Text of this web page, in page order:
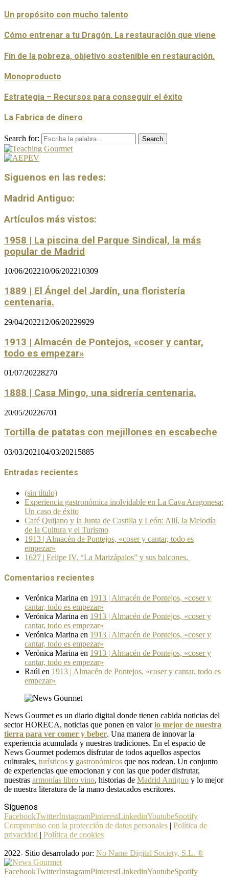
Un propósito con mucho talento
Cómo entrenar a tu Dragón. La restauración que viene
Fin de la pobreza, objetivo sostenible en restauración.
Monoproducto
Estrategia – Recursos para conseguir el éxito
La Fabrica de dinero
Search for: Search
Siguenos en las redes:
Madrid Antiguo:
Artículos más vistos:
1958 | La piscina del Parque Sindical, la más
popular de Madrid
10/06/202210/06/202210309
1889 | El Ángel del Jardín, una floristería
centenaria.
29/04/202212/06/20229929
1913 | Almacén de Pontejos, «coser y cantar,
todo es empezar»
01/07/20228270
1888 | Casa Mingo, una sidrería centenaria.
20/05/20226701
Tortilla de patatas con mejillones en escabeche
03/03/202104/03/2021 5885
Entradas recientes
(sin título)
Experiencia gastronómica inolvidable en La Cava Aragonesa:
Un caso de éxito
Café Quijano y la Junta de Castilla y León: Allí, la Melodía
de la Cultura y el Turismo
1913 | Almacén de Pontejos, «coser y cantar, todo es
empezar»
1627 | Felipe IV, “La Marizápalos” y sus balcones.
Comentarios recientes
Verónica Marina en 1913 | Almacén de Pontejos, «coser y
cantar, todo es empezar»
Verónica Marina en 1913 | Almacén de Pontejos, «coser y
cantar, todo es empezar»
Verónica Marina en 1913 | Almacén de Pontejos, «coser y
cantar, todo es empezar»
Verónica Marina en 1913 | Almacén de Pontejos, «coser y
cantar, todo es empezar»
Raúl en 1913 | Almacén de Pontejos, «coser y cantar, todo es
empezar»
News Gourmet es un diario digital donde tienen cabida noticias del
sector HORECA, noticias que ponen en valorlo mejor de nuestra
tierra para ver comer y beber. Una manera de innovar la
experiencia acumulada y nuestras tradiciones. En el espacio de
News Gourmet podemos disfrutar de todos aquellos aspectos
culturales, turísticos y gastronómicos que nos rodean. Un conjunto
de experiencias que emocionan y con las que poder disfrutar,
nuestras armonías libro vino, historias de Madrid Antiguo y lo mejor
de nuestra literatura de la mano destacados escritores.
Síguenos
FacebookTwitterInstagramPinterestLinkedinYoutubeSpotify
Compromiso con la protección de datos personales | Política de
privacidad | Política de cookies
2022- Sitio desarrolado por: No Name Digital Society, S.L. ®
FacebookTwitterInstagramPinterestLinkedinYoutubeSpotify